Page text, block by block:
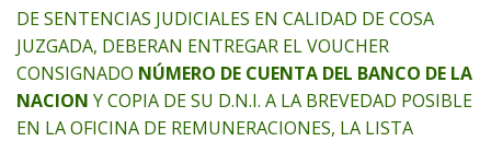
DE SENTENCIAS JUDICIALES EN CALIDAD DE COSA
JUZGADA, DEBERAN ENTREGAR EL VOUCHER
CONSIGNADO NÚMERO DE CUENTA DEL BANCO DE LA
NACION Y COPIA DE SU D.N.I. A LA BREVEDAD POSIBLE
EN LA OFICINA DE REMUNERACIONES, LA LISTA